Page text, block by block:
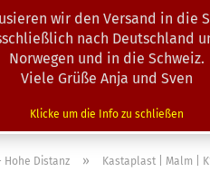
wir den Versand in die
nach Deutschland
Norwegen und in die Schweiz.
Viele Grüße Anja und Sven
Klicke um die Info zu schließen
AUSRÜSTUNG ZUBEHÖR
Hohe Distanz » Kastaplast | Malm |